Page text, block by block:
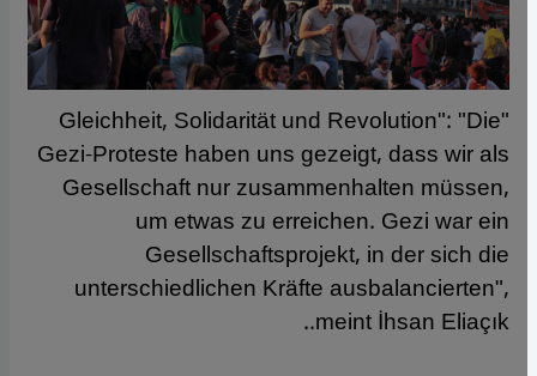
"Gleichheit, Solidarität und Revolution": "Die
Gezi-Proteste haben uns gezeigt, dass wir als
Gesellschaft nur zusammenhalten müssen,
um etwas zu erreichen. Gezi war ein
Gesellschaftsprojekt, in der sich die
unterschiedlichen Kräfte ausbalancierten",
meint İhsan Eliaçık..